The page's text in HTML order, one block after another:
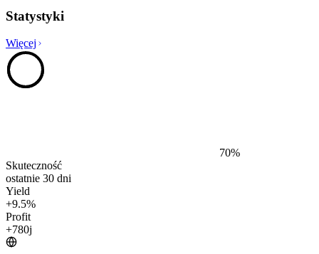
Statystyki
Więcej
70%
Skuteczność
ostatnie 30 dni
Yield
+9.5%
Profit
+780j